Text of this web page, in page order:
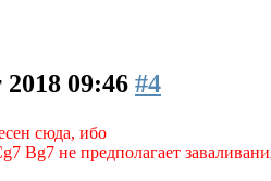
2018 09:46 #4
сюда, ибо
Bg7 не предполагает